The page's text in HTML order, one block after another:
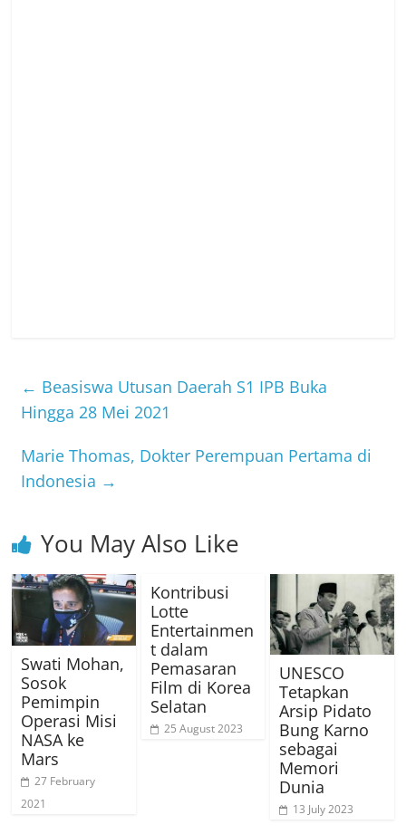
← Beasiswa Utusan Daerah S1 IPB Buka
Hingga 28 Mei 2021
Marie Thomas, Dokter Perempuan Pertama di
Indonesia →
You May Also Like
Swati Mohan,
Sosok
Pemimpin
Operasi Misi
NASA ke
Mars
27 February
2021
Kontribusi
Lotte
Entertainmen
t dalam
Pemasaran
Film di Korea
Selatan
25 August 2023
UNESCO
Tetapkan
Arsip Pidato
Bung Karno
sebagai
Memori
Dunia
13 July 2023